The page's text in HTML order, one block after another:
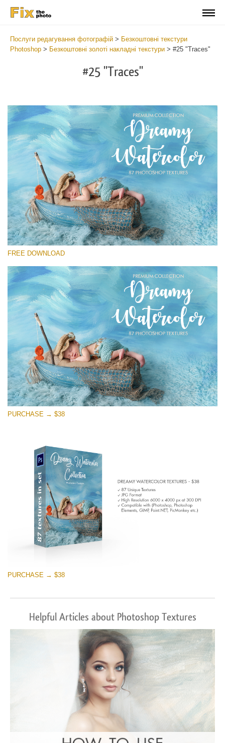
Послуги редагування фотографій > Безкоштовні текстури
Photoshop > Безкоштовні золоті накладні текстури > #25 "Traces"
#25 "Traces"
Please select
Small 800*533px
Dreamy Watercolor
(85 Textures)
Large 6000*4000px
Entire Collection
(1783 Overlays)
Large 6000*4000px
Free download
FREE DOWNLOAD
PURCHASE → $38
PURCHASE → $38
Helpful Articles about Photoshop Textures